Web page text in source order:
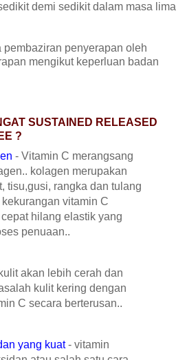
demi sedikit dalam masa lima
pembaziran penyerapan oleh
mengikut keperluan badan
SUSTAINED RELEASED
?
- Vitamin C merangsang
kolagen merupakan
tisu,gusi, rangka dan tulang
vitamin C
hilang elastik yang
penuaan..
ulit akan lebih cerah dan
kulit kering dengan
C secara berterusan..
yang kuat- vitamin